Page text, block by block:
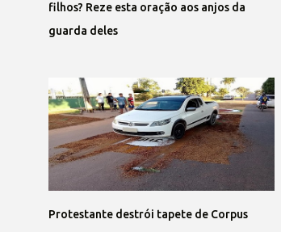
filhos? Reze esta oração aos anjos da
guarda deles
Protestante destrói tapete de Corpus